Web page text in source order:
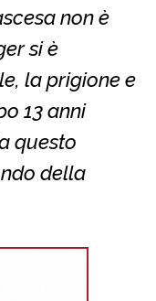
non è
si è
la prigione e
13 anni
questo
della